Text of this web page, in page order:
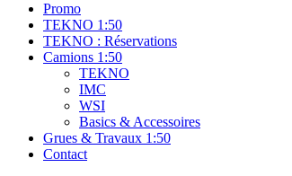
Promo
TEKNO 1:50
TEKNO : Réservations
Camions 1:50
TEKNO
IMC
WSI
Basics & Accessoires
Grues & Travaux 1:50
Contact